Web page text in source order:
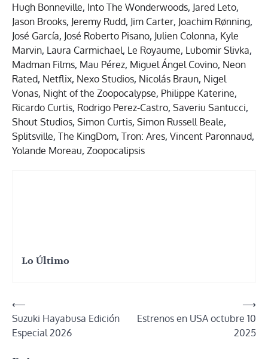
Hugh Bonneville, Into The Wonderwoods, Jared Leto,
Jason Brooks, Jeremy Rudd, Jim Carter, Joachim Rønning,
José García, José Roberto Pisano, Julien Colonna, Kyle
Marvin, Laura Carmichael, Le Royaume, Lubomir Slivka,
Madman Films, Mau Pérez, Miguel Ángel Covino, Neon
Rated, Netflix, Nexo Studios, Nicolás Braun, Nigel
Vonas, Night of the Zoopocalypse, Philippe Katerine,
Ricardo Curtis, Rodrigo Perez-Castro, Saveriu Santucci,
Shout Studios, Simon Curtis, Simon Russell Beale,
Splitsville, The KingDom, Tron: Ares, Vincent Paronnaud,
Yolande Moreau, Zoopocalipsis
Lo Último
Navegación
de
entradas
⟵
Suzuki Hayabusa Edición
Especial 2026
Estrenos en USA octubre 10
2025
⟶